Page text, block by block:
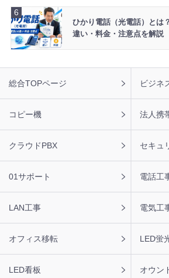
【鹿児島県】ビジネスフォン NTT 8台
を頂きました。ありがとうございます。
2026年8月6日 14:11
【東京都】ビジネスホン IWATSU 5台
2026年8月6日 13:59
【青森県】ビジネスホン NAKAYO 12
せを頂きました。ありがとうございます
2026年8月6日 12:59
【秋田県】ビジネスホン HITACHI 9台
2026年8月6日 12:58
【茨城県】ビジネスホン Panasonic 7
せを頂きました。ありがとうございます
2026年8月6日 12:47
【大阪府】ビジネスホン HITACHI 9台
2026年8月6日 11:53
ひかり電話（光電話）とは
違い・料金・注意点を解説
ッ
タ
総合TOPページ ビジネ
コピー機 法人携
クラウドPBX セキュ
01サポート 電話工
LAN工事 電気工
オフィス移転 LED蛍
LED看板 オウン